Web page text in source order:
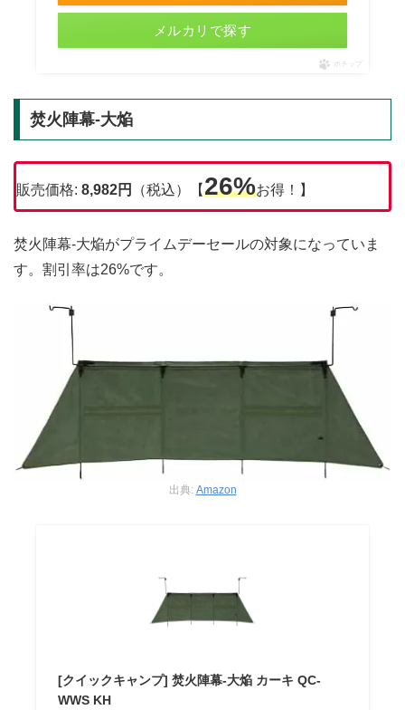
メルカリで探す
ポチップ
焚火陣幕-大焔
販売価格: 8,982円 （税込）【26%お得！】
焚火陣幕-大焔がプライムデーセールの対象になっていま
す。割引率は26%です。
出典: Amazon
[クイックキャンプ] 焚火陣幕-大焔 カーキ QC-
WWS KH